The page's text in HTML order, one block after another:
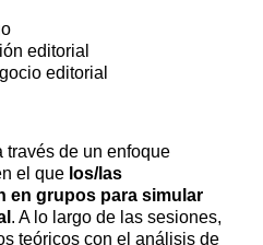
editorial
editorial
través de un enfoque
el que los/las
en grupos para simular
. A lo largo de las sesiones,
teóricos con el análisis de